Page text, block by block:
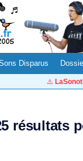
Disparus
⚠️
résultats